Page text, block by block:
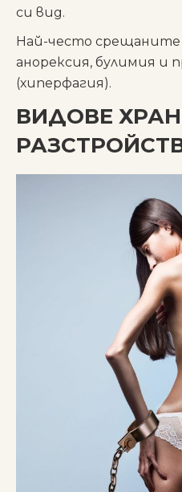
си вид.
Най-често срещаните
анорексия, булимия и
(хиперфагия).
ВИДОВЕ